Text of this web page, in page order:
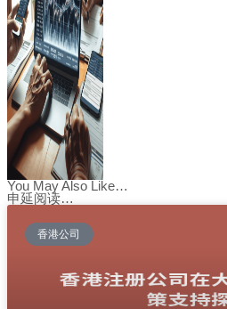
You May Also Like…
申延阅读…
香港公司